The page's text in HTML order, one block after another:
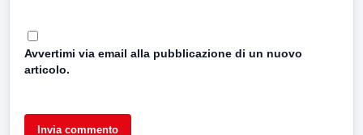
Avvertimi via email alla pubblicazione di un nuovo
articolo.